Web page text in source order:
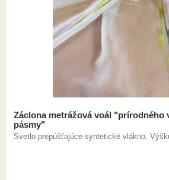
Záclona metrážová voál "prírodného
pásmy"
Svetlo prepúšťajúce syntetické vlákno.